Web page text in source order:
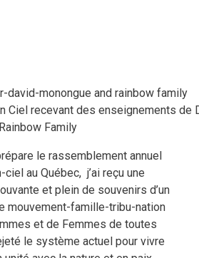
Ciel recevant des enseignements de
Family
le rassemblement annuel
au Québec, j’ai reçu une
et plein de souvenirs d’un
mouvement-famille-tribu-nation
et de Femmes de toutes
le système actuel pour vivre